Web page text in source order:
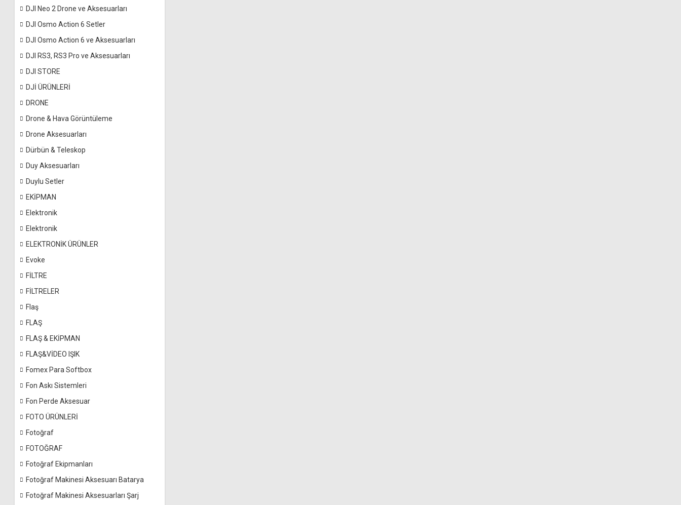
DJI Neo 2 Drone ve Aksesuarları
DJI Osmo Action 6 Setler
DJI Osmo Action 6 ve Aksesuarları
DJI RS3, RS3 Pro ve Aksesuarları
DJI STORE
DJİ ÜRÜNLERİ
DRONE
Drone & Hava Görüntüleme
Drone Aksesuarları
Dürbün & Teleskop
Duy Aksesuarları
Duylu Setler
EKİPMAN
Elektronik
Elektronik
ELEKTRONİK ÜRÜNLER
Evoke
FİLTRE
FİLTRELER
Flaş
FLAŞ
FLAŞ & EKİPMAN
FLAŞ&VİDEO IŞIK
Fomex Para Softbox
Fon Askı Sistemleri
Fon Perde Aksesuar
FOTO ÜRÜNLERİ
Fotoğraf
FOTOĞRAF
Fotoğraf Ekipmanları
Fotoğraf Makinesi Aksesuarı Batarya
Fotoğraf Makinesi Aksesuarları Şarj